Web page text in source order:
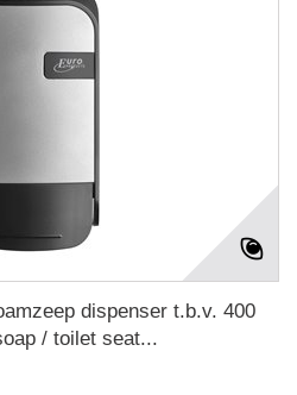
dispenser t.b.v. 400
/ toilet seat...